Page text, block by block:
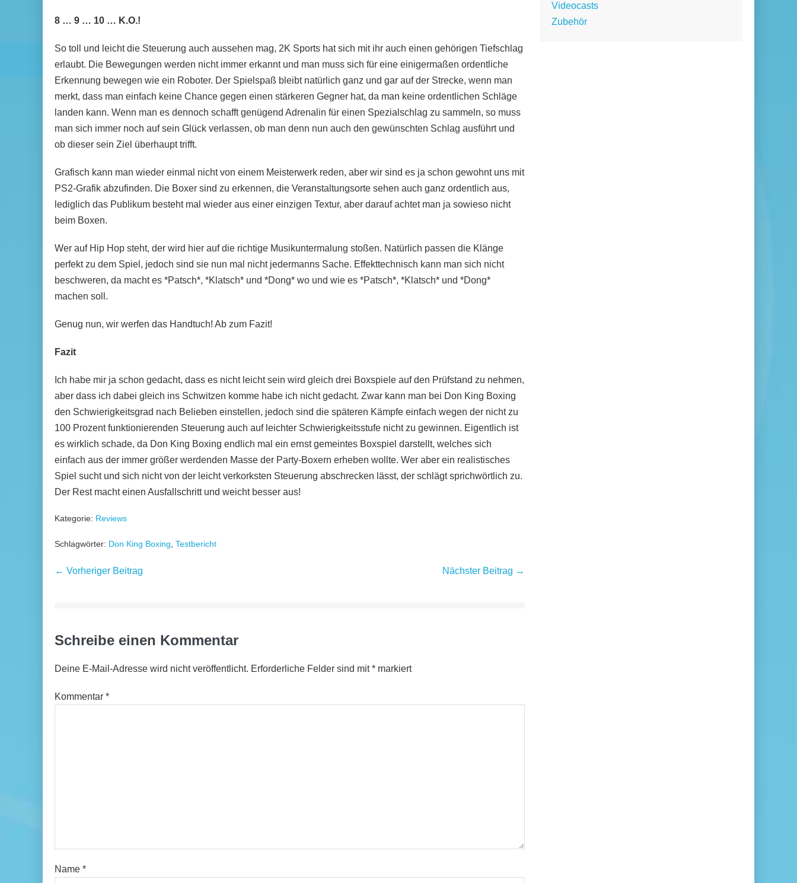
8 … 9 … 10 … K.O.!
So toll und leicht die Steuerung auch aussehen mag, 2K Sports hat sich mit ihr auch einen gehörigen Tiefschlag
erlaubt. Die Bewegungen werden nicht immer erkannt und man muss sich für eine einigermaßen ordentliche
Erkennung bewegen wie ein Roboter. Der Spielspaß bleibt natürlich ganz und gar auf der Strecke, wenn man
merkt, dass man einfach keine Chance gegen einen stärkeren Gegner hat, da man keine ordentlichen Schläge
landen kann. Wenn man es dennoch schafft genügend Adrenalin für einen Spezialschlag zu sammeln, so muss
man sich immer noch auf sein Glück verlassen, ob man denn nun auch den gewünschten Schlag ausführt und
ob dieser sein Ziel überhaupt trifft.
Grafisch kann man wieder einmal nicht von einem Meisterwerk reden, aber wir sind es ja schon gewohnt uns mit
PS2-Grafik abzufinden. Die Boxer sind zu erkennen, die Veranstaltungsorte sehen auch ganz ordentlich aus,
lediglich das Publikum besteht mal wieder aus einer einzigen Textur, aber darauf achtet man ja sowieso nicht
beim Boxen.
Wer auf Hip Hop steht, der wird hier auf die richtige Musikuntermalung stoßen. Natürlich passen die Klänge
perfekt zu dem Spiel, jedoch sind sie nun mal nicht jedermanns Sache. Effekttechnisch kann man sich nicht
beschweren, da macht es *Patsch*, *Klatsch* und *Dong* wo und wie es *Patsch*, *Klatsch* und *Dong*
machen soll.
Genug nun, wir werfen das Handtuch! Ab zum Fazit!
Fazit
Ich habe mir ja schon gedacht, dass es nicht leicht sein wird gleich drei Boxspiele auf den Prüfstand zu nehmen,
aber dass ich dabei gleich ins Schwitzen komme habe ich nicht gedacht. Zwar kann man bei Don King Boxing
den Schwierigkeitsgrad nach Belieben einstellen, jedoch sind die späteren Kämpfe einfach wegen der nicht zu
100 Prozent funktionierenden Steuerung auch auf leichter Schwierigkeitsstufe nicht zu gewinnen. Eigentlich ist
es wirklich schade, da Don King Boxing endlich mal ein ernst gemeintes Boxspiel darstellt, welches sich
einfach aus der immer größer werdenden Masse der Party-Boxern erheben wollte. Wer aber ein realistisches
Spiel sucht und sich nicht von der leicht verkorksten Steuerung abschrecken lässt, der schlägt sprichwörtlich zu.
Der Rest macht einen Ausfallschritt und weicht besser aus!
Kategorie: Reviews
Schlagwörter: Don King Boxing Testbericht
Beitragsnavigation
← Vorheriger Beitrag Nächster Beitrag →
Schreibe einen Kommentar
Deine E-Mail-Adresse wird nicht veröffentlicht. Erforderliche Felder sind mit* markiert
Kommentar *
Name *
Videocasts
Zubehör